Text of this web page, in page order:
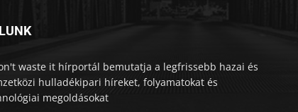
waste it hírportál bemutatja a legfrissebb hazai és
hulladékipari híreket, folyamatokat és
megoldásokat